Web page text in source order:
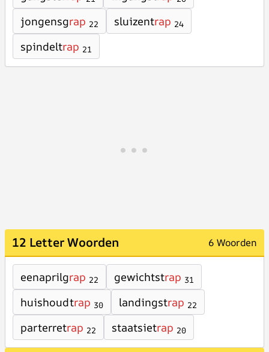
jongensgrap 22 sluizentrap 24
spindeltrap 21
12 Letter Woorden 6 Woorden
eenaprilgrap 22 gewichtstrap 31
huishoudtrap 30 landingstrap 22
parterretrap 22 staatsietrap 20